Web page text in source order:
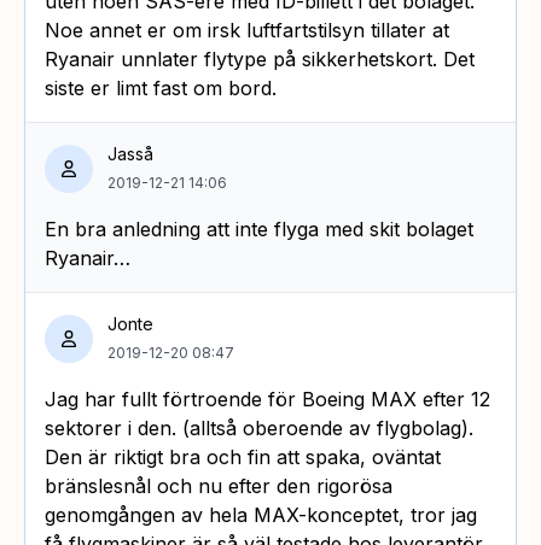
Noe annet er om irsk luftfartstilsyn tillater at
Ryanair unnlater flytype på sikkerhetskort. Det
siste er limt fast om bord.
Jasså
2019-12-21 14:06
En bra anledning att inte flyga med skit bolaget
Ryanair…
Jonte
2019-12-20 08:47
Jag har fullt förtroende för Boeing MAX efter 12
sektorer i den. (alltså oberoende av flygbolag).
Den är riktigt bra och fin att spaka, oväntat
bränslesnål och nu efter den rigorösa
genomgången av hela MAX-konceptet, tror jag